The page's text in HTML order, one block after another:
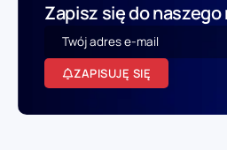
Zapisz się do
ZAPISUJĘ SIĘ